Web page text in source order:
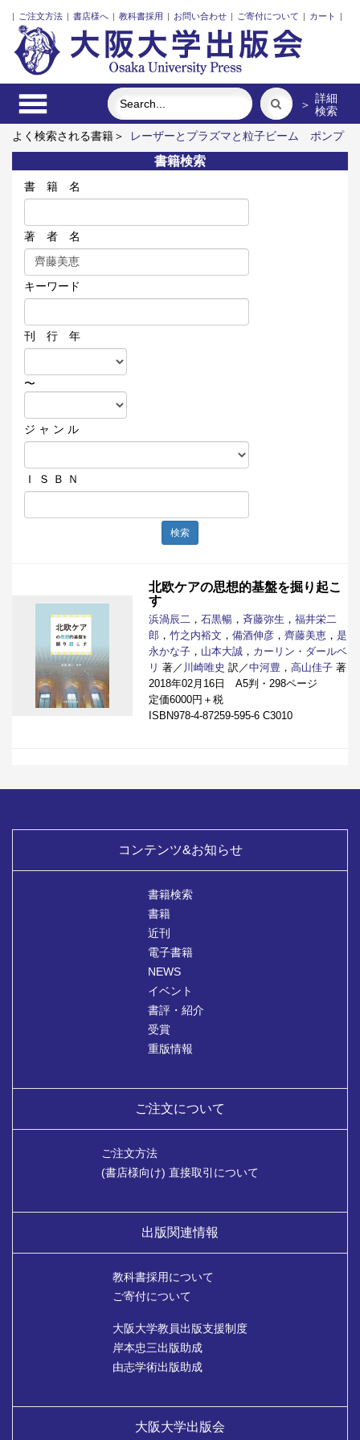
| ご注文方法 | 書店様へ | 教科書採用 | お問い合わせ | ご寄付について | カート |
＞ 詳細
検索
よく検索される書籍＞
レーザーとプラズマと粒子ビーム
ポンプ
の流体力学
食べる 近代日本における企業家の諸系譜
街に拓
く大学
ロシア語 書籍検索
書 籍 名
著 者 名
キーワード
刊 行 年
〜
ジ ャ ン ル
Ｉ Ｓ Ｂ Ｎ
検索
北欧ケアの思想的基盤を掘り起こ
す
浜渦辰二 ， 石黒暢 ， 斉藤弥生 ， 福井栄二
郎 ， 竹之内裕文 ， 備酒伸彦 ， 齊藤美恵 ， 是
永かな子 ， 山本大誠 ， カーリン・ダールベ
リ 著／ 川崎唯史 訳／中河豊 ， 高山佳子 著
2018年02月16日 A5判・298ページ
定価6000円＋税
ISBN978-4-87259-595-6 C3010
コンテンツ&お知らせ
書籍検索
書籍
近刊
電子書籍
NEWS
イベント
書評・紹介
受賞
重版情報
ご注文について
ご注文方法
(書店様向け) 直接取引について
出版関連情報
教科書採用について
ご寄付について
大阪大学教員出版支援制度
岸本忠三出版助成
由志学術出版助成
大阪大学出版会